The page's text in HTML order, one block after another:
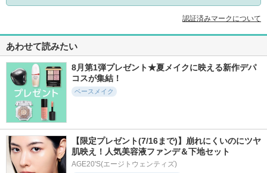
認証済みマークについて
あわせて読みたい
8月第1弾プレゼント★夏メイクに映える新作デパ
コスが集結！
ベースメイク
【限定プレゼント(7/16まで)】崩れにくいのにツヤ
肌映え！人気美容液ファンデ＆下地セット
AGE20'S(エージトウェンティズ)